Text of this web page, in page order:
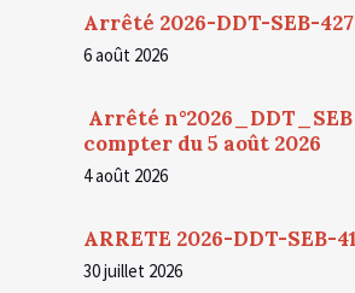
Arrêté 2026-DDT-SEB-427
6 août 2026
Arrêté
compter du 5 août 2026
4 août 2026
ARRETE 2026-DDT-SEB-
30 juillet 2026